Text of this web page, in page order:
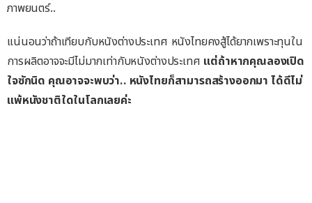
ภาพยนตร์..
แน่นอนว่าถ้าเทียบกับหนังต่างประเทศ หนังไทยคงสู้ได้ยากเพราะทุนใน
การผลิตอาจจะมีไม่มากเท่ากับหนังต่างประเทศ แต่ถ้าหากคุณลองเปิด
ใจซักนิด คุณอาจจะพบว่า.. หนังไทยก็สามารถสร้างออกมา ได้ดีไม่
แพ้หนังชาติใดในโลกเลยค่ะ